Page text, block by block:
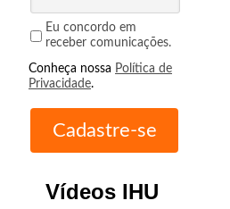
Eu concordo em
receber comunicações.
Conheça nossa Política de
Privacidade.
Vídeos IHU